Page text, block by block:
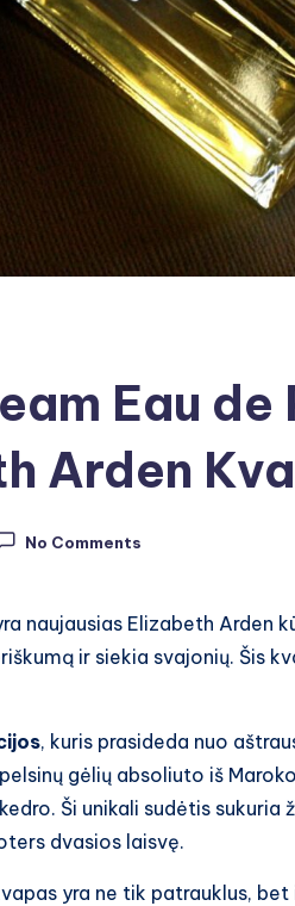
Eau de
Arden
No Comments
naujausias Elizabeth Arden
ir siekia svajonių. Šis
, kuris prasideda nuo
gėlių absoliuto iš
Ši unikali sudėtis sukuria
dvasios laisvę.
yra ne tik patrauklus, bet